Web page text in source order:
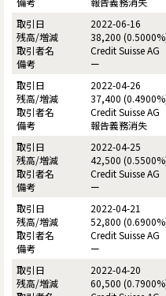
2022-06-16
38,200
Credit Suisse AG
ー
2022-04-26
37,400
Credit Suisse AG
報告義務消失
2022-04-25
42,500
Credit Suisse AG
ー
2022-04-21
52,800
Credit Suisse AG
ー
2022-04-20
60,500